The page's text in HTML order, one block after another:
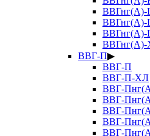
ВВГнг(А)-
ВВГнг(А)-
ВВГнг(А)-
ВВГ-П▶
ВВГ-П
ВВГ-П-ХЛ
ВВГ-
ВВГ-
ВВГ-
ВВГ-
ВВГ-